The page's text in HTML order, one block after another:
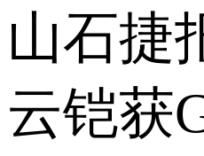
山石捷
云铠获